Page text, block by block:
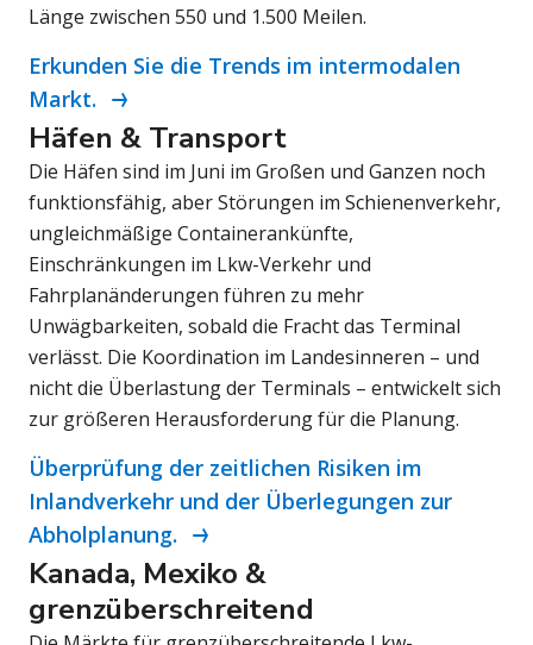
Länge zwischen 550 und 1.500 Meilen.
Erkunden Sie die Trends im intermodalen
Markt.
Häfen & Transport
Die Häfen sind im Juni im Großen und Ganzen noch
funktionsfähig, aber Störungen im Schienenverkehr,
ungleichmäßige Containerankünfte,
Einschränkungen im Lkw-Verkehr und
Fahrplanänderungen führen zu mehr
Unwägbarkeiten, sobald die Fracht das Terminal
verlässt. Die Koordination im Landesinneren – und
nicht die Überlastung der Terminals – entwickelt sich
zur größeren Herausforderung für die Planung.
Überprüfung der zeitlichen Risiken im
Inlandverkehr und der Überlegungen zur
Abholplanung.
Kanada, Mexiko &
grenzüberschreitend